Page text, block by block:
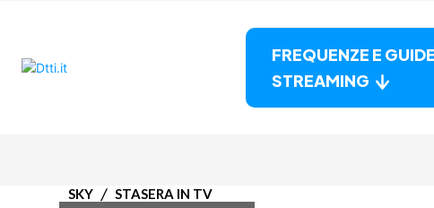
FREQUENZE E GUIDE
STREAMING
SKY STASERA IN TV